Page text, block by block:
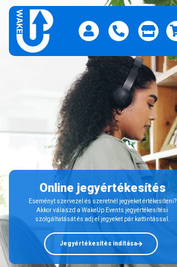
Online jegyértékesítés
Eseményt szervezel és szeretnél jegyeket értékesíteni?
Akkor válaszd a WakeUp Events jegyértékesítési
szolgáltatását és adj el jegyeket pár kattintással.
Jegyértékesítés indítása